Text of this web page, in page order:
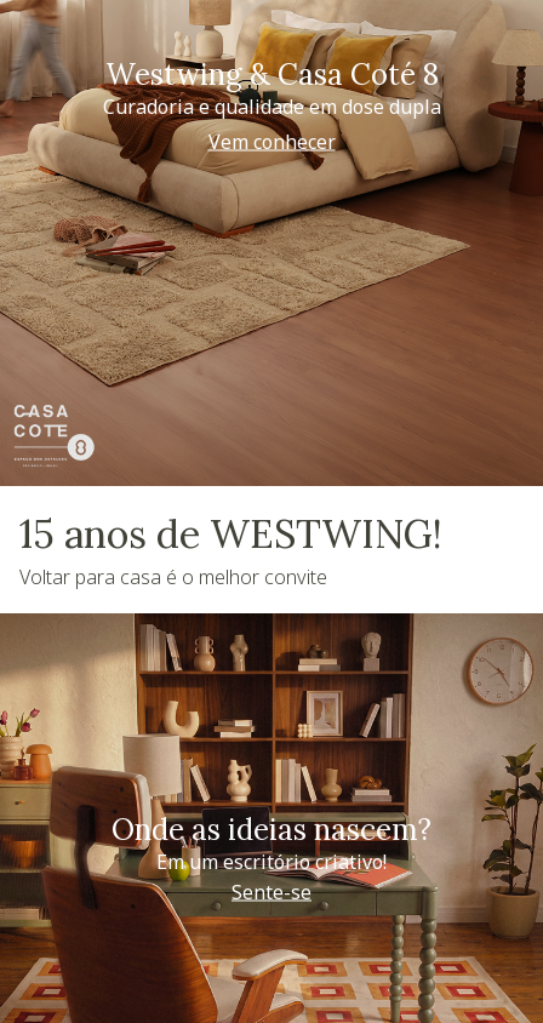
Westwing & Casa Coté 8
Curadoria e qualidade em dose dupla
Vem conhecer
15 anos de WESTWING!
Voltar para casa é o melhor convite
Onde as ideias nascem?
Em um escritório criativo!
Sente-se